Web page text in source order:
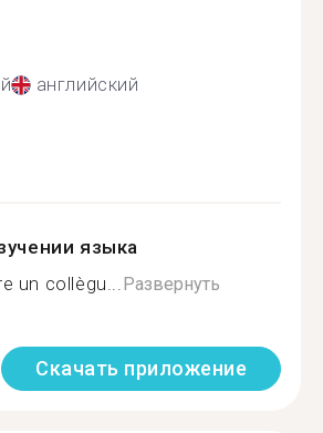
английский
языка
un collègu... Развернуть
Скачать приложение